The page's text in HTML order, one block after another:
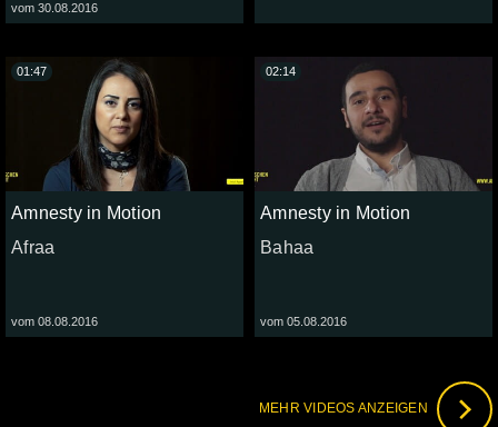
vom 30.08.2016
Amnesty in Motion
Afraa
vom 08.08.2016
01:47
Amnesty in Motion
Bahaa
vom 05.08.2016
02:14
MEHR VIDEOS ANZEIGEN